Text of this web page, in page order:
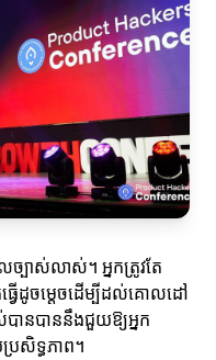
បាស់លាស់។ អ្នកត្រូវតែ
វើដូចម្តេចដើម្បីដល់គោលដៅ
បានបាននឹងជួយឱ្យអ្នក
រសិទ្ធភាព។